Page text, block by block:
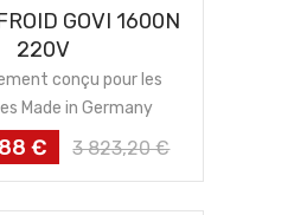
AU PANIER
GOVI 1600N
220V
conçu pour les
remorques Made in Germany
€
Prix
3 823,20 €